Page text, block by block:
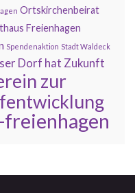
Ortskirchenbeirat
Freienhagen
Spendenaktion Stadt Waldeck
Dorf hat Zukunft
zur